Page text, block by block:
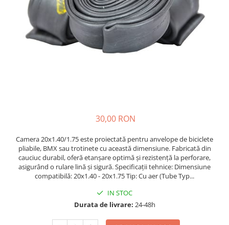
Placute de frana
Manete de frana
Etrieri
https://www.doctortrotineta.ro/lumini
Suspensie
Cauciucuri
https://www.doctortrotineta.ro/camere-
https://www.doctortrotineta.ro/cauciucuri-
30,00 RON
Camera 20x1.40/1.75 este proiectată pentru anvelope de biciclete
pliabile, BMX sau trotinete cu această dimensiune. Fabricată din
cauciuc durabil, oferă etanșare optimă și rezistență la perforare,
asigurând o rulare lină și sigură. Specificații tehnice: Dimensiune
compatibilă: 20x1.40 - 20x1.75 Tip: Cu aer (Tube Typ...
IN STOC
Durata de livrare: 24-48h